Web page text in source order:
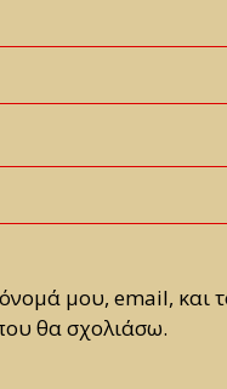
μου, email, και
θα σχολιάσω.